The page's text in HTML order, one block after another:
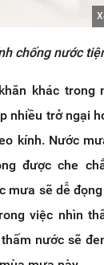
chống nước
khác trong
nhiều trở ngại
kính. Nước
được che
mưa sẽ dễ
việc nhìn
nước sẽ